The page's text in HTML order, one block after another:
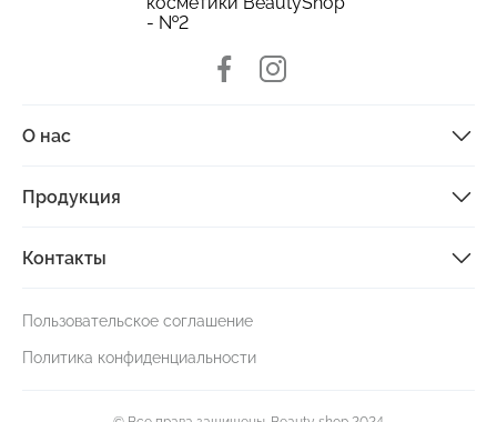
О нас
Продукция
Контакты
Пользовательское соглашение
Политика конфиденциальности